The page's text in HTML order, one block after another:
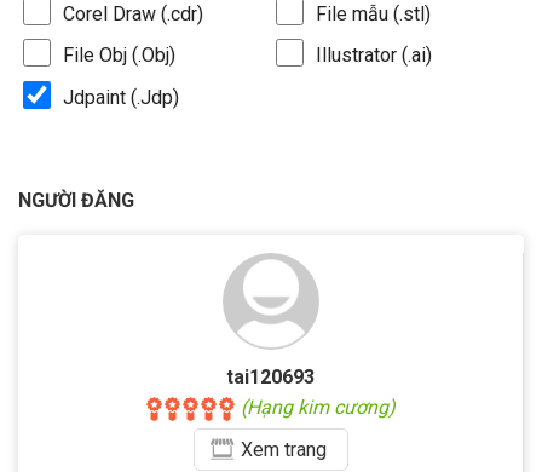
Corel Draw (.cdr)
File mẫu (.stl)
File Obj (.Obj)
Illustrator (.ai)
Jdpaint (.Jdp)
NGƯỜI ĐĂNG
tai120693
(Hạng kim cương)
Xemtrang